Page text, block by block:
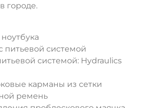
городе.
питьевой системой
системой: Hydraulics
карманы из сетки
ремень